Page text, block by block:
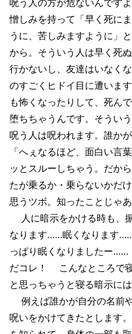
憎しみを持って「早く死に
うに、苦しみますように」
から。そういう人は早く死
行かないし、友達はいなく
のすごくヒドイ目に遭いま
も怖くなったりして、死
堕ちちゃうんです。そうい
呪う人は呪われます。誰か
「へぇなるほど、面白い言
ッとスルーしちゃう。だか
たが乗るか・乗らないかだ
思うツボ。知ったことじゃあ
人に暗示をかける時も、
なります……眠くなります
っぱり眠くなりましたー……
だコレ！ こんなところで
と思っちゃうと寝る暗示に
例えば誰かが自分の名前
呪いをかけてきたとします